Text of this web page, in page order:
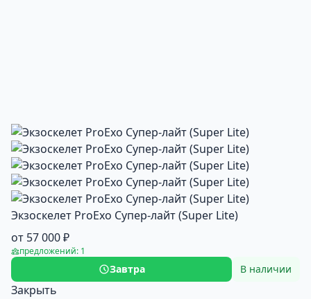
Экзоскелет ProExo Супер-лайт (Super Lite)
от 57 000 ₽
предложений: 1
Завтра В наличии
Закрыть